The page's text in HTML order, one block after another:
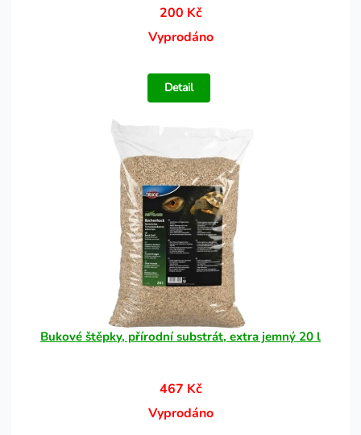
200 Kč
Vyprodáno
Detail
Bukové štěpky, přírodní substrát, extra jemný 20 l
467 Kč
Vyprodáno